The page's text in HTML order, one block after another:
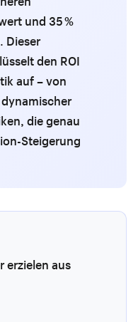
und 35 %
Dieser
den ROI
auf – von
die genau
Steigerung
erzielen aus